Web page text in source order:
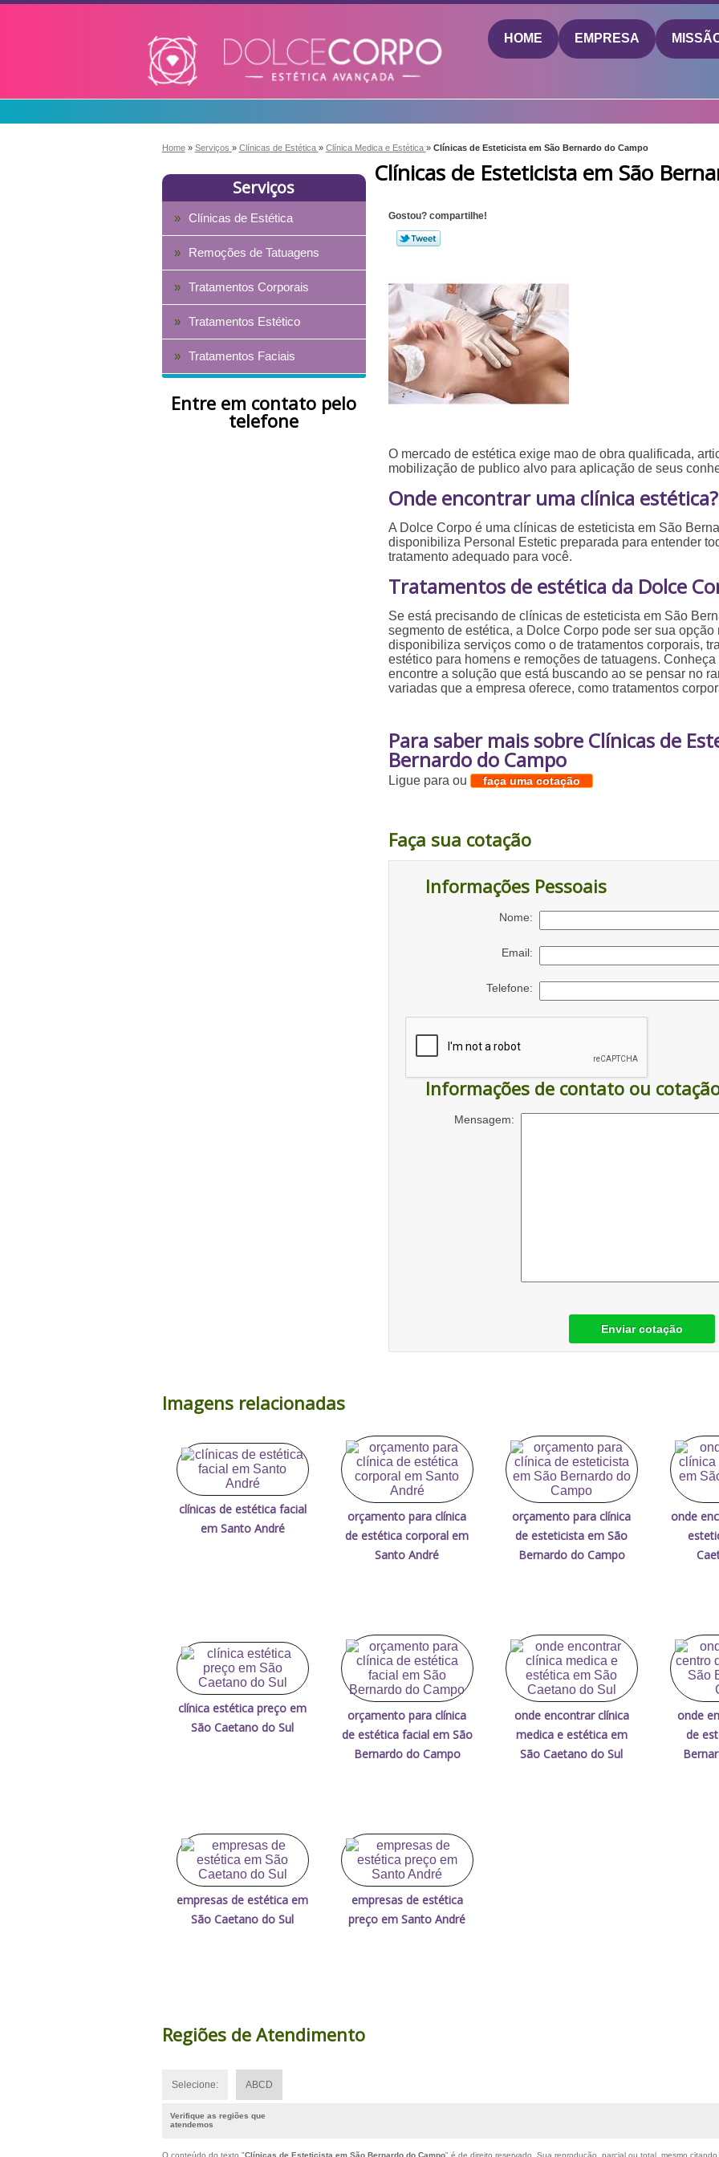
HOME EMPRESA
Home » Serviços » Clínicas de Estética » Clínica Medica e Estética » Clínicas de Esteticista em São Bernardo do Campo
Serviços
Clínicas de Estética
Remoções de Tatuagens
Tratamentos Corporais
Tratamentos Estético
Tratamentos Faciais
Entre em contato pelo
telefone
Clínicas de Esteticista em São
Gostou? compartilhe!
O mercado de estética exige mao de obra qualificada,
mobilização de publico alvo para aplicação de seus
Onde encontrar uma clínica estética?
A Dolce Corpo é uma clínicas de esteticista em São
disponibiliza Personal Estetic preparada para entender
tratamento adequado para você.
Tratamentos de estética da Dolce
Se está precisando de clínicas de esteticista em São
segmento de estética, a Dolce Corpo pode ser sua
disponibiliza serviços como o de tratamentos corporais,
estético para homens e remoções de tatuagens.
encontre a solução que está buscando ao se pensar no
variadas que a empresa oferece, como tratamentos
Para saber mais sobre Clínicas de
Bernardo do Campo
Ligue paraou faça uma cotação
Faça sua cotação
Informações Pessoais
Nome:
Email:
Telefone:
Informações de contato ou
Mensagem:
Enviar cotação
Imagens relacionadas
clínicas de estética facial
em Santo André
orçamento para clínica
de estética corporal em
Santo André
orçamento para clínica
de esteticista em São
Bernardo do Campo
onde
clínica estética preço em
São Caetano do Sul
orçamento para clínica
de estética facial em São
Bernardo do Campo
onde encontrar clínica
medica e estética em
São Caetano do Sul
onde
de
empresas de estética em
São Caetano do Sul
empresas de estética
preço em Santo André
Regiões de Atendimento
Selecione: ABCD
Verifique as regiões que
atendemos
O conteúdo do texto "Clínicas de Esteticista em São Bernardo do Campo" é de direito reservado. Sua reprodução, parcial ou total, mesmo